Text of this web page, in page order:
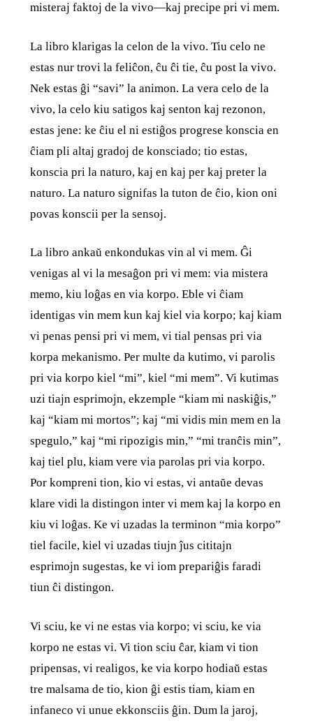
misteraj faktoj de la vivo—kaj precipe pri vi mem.
La libro klarigas la celon de la vivo. Tiu celo ne
estas nur trovi la feliĉon, ĉu ĉi tie, ĉu post la vivo.
Nek estas ĝi “savi” la animon. La vera celo de la
vivo, la celo kiu satigos kaj senton kaj rezonon,
estas jene: ke ĉiu el ni estiĝos progrese konscia en
ĉiam pli altaj gradoj de konsciado; tio estas,
konscia pri la naturo, kaj en kaj per kaj preter la
naturo. La naturo signifas la tuton de ĉio, kion oni
povas konscii per la sensoj.
La libro ankaŭ enkondukas vin al vi mem. Ĝi
venigas al vi la mesaĝon pri vi mem: via mistera
memo, kiu loĝas en via korpo. Eble vi ĉiam
identigas vin mem kun kaj kiel via korpo; kaj kiam
vi penas pensi pri vi mem, vi tial pensas pri via
korpa mekanismo. Per multe da kutimo, vi parolis
pri via korpo kiel “mi”, kiel “mi mem”. Vi kutimas
uzi tiajn esprimojn, ekzemple “kiam mi naskiĝis,”
kaj “kiam mi mortos”; kaj “mi vidis min mem en la
spegulo,” kaj “mi ripozigis min,” “mi tranĉis min”,
kaj tiel plu, kiam vere via parolas pri via korpo.
Por kompreni tion, kio vi estas, vi antaŭe devas
klare vidi la distingon inter vi mem kaj la korpo en
kiu vi loĝas. Ke vi uzadas la terminon “mia korpo”
tiel facile, kiel vi uzadas tiujn ĵus cititajn
esprimojn sugestas, ke vi iom prepariĝis faradi
tiun ĉi distingon.
Vi sciu, ke vi ne estas via korpo; vi sciu, ke via
korpo ne estas vi. Vi tion sciu ĉar, kiam vi tion
pripensas, vi realigos, ke via korpo hodiaŭ estas
tre malsama de tio, kion ĝi estis tiam, kiam en
infaneco vi unue ekkonsciis ĝin. Dum la jaroj,